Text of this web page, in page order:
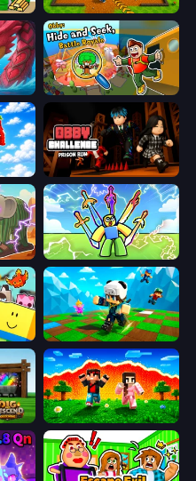
Obby Tycoon Build the City Obby: Dig Brainrots
Obby: Hide and Seek, Battle Royale
Ladder to Brainhot: Climb Obby Challenge: Prison Run
Obby vs Brainrot
Robby: Many Games
Dig and Descend: Obby Mine The Lava Tsunami